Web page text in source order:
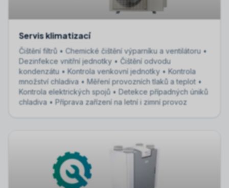
Servis klimatizací
Čištění filtrů • Chemické čištění výparníku a ventilátoru •
Dezinfekce vnitřní jednotky • Čištění odvodu
kondenzátu • Kontrola venkovní jednotky • Kontrola
množství chladiva • Měření provozních tlaků a teplot •
Kontrola elektrických spojů • Detekce případných úniků
chladiva • Příprava zařízení na letní i zimní provoz